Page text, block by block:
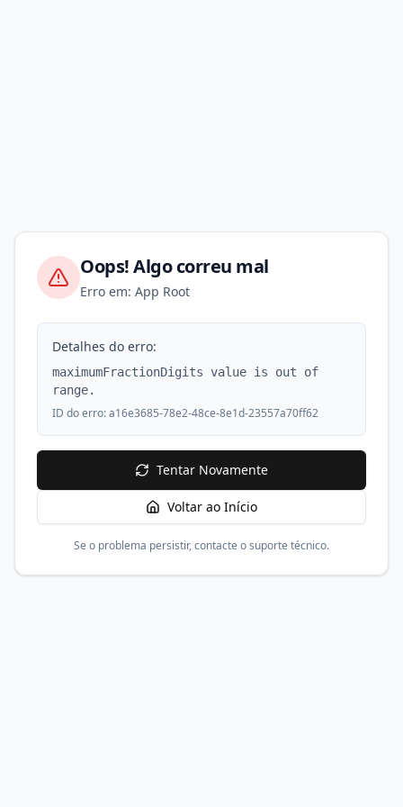
Oops! Algo correu mal
Erro em: App Root
Detalhes do erro:
maximumFractionDigits value is out of
range.
ID do erro:a16e3685-78e2-48ce-8e1d-23557a70ff62
Tentar Novamente
Voltar ao Início
Se o problema persistir, contacte o suporte técnico.